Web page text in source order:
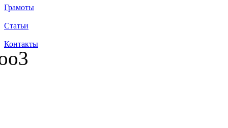
Грамоты
Статьи
Контакты